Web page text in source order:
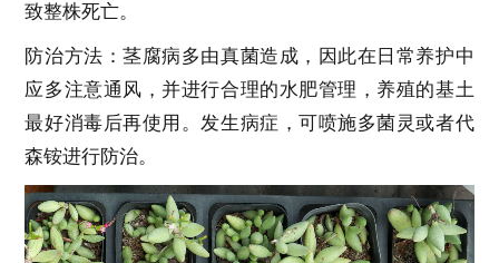
致整株死亡。
防治方法：茎腐病多由真菌造成，因此在日常养护中
应多注意通风，并进行合理的水肥管理，养殖的基土
最好消毒后再使用。发生病症，可喷施多菌灵或者代
森铵进行防治。